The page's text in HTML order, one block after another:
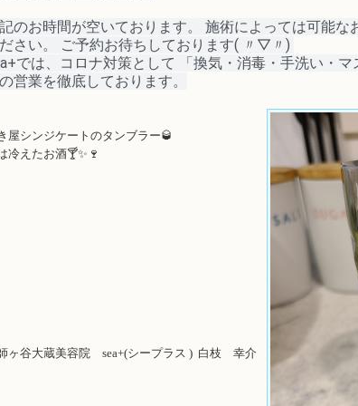
のお時間が空いております。 施術によっては可能
さい。 ご予約お待ちしております( 〃▽〃)
では、コロナ対策として 「換気・消毒・手洗い・マ
営業を徹底しております。
屋シンジケートのタンブラー🥃
冷えたお酒🍸️✨🍷
ヶ谷大蔵美容院 sea+(シープラス ) 白枝 幸介